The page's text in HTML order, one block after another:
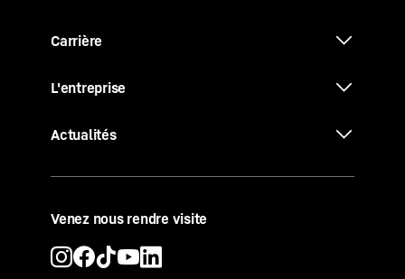
Carrière
L'entreprise
Actualités
Venez nous rendre visite